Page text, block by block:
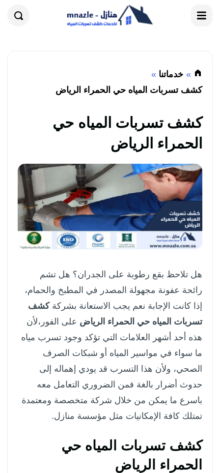
خدماتنا
كشف تسربات المياه حي الحمراء الرياض
كشف تسربات المياه حي
الحمراء الرياض
هل تلاحظ بقع رطوبة على الجدران؟ هل تشم
رائحة عفونة مجهولة المصدر في المطبخ والحمام،
إذا كانت الإجابة نعم يجب الاستعانة بشركةكشف
تسربات المياه حي الحمراء الرياض على الفور،لأن
هذه أحد أشهر العلامات التي تؤكد وجود تسرب مياه
ما سواء في مواسير المياه أو شبكات الصرف
الصحي، ولأن هذا التسرب قد يودي إهماله إلى
حدوث أضرار بالغة فمن الضروري التعامل معه
باسرع ما يمكن من خلال شركة متخصصة ومعتمدة
تمتلك كافة الإمكانيات مثل مؤسسة منازل.
كشف تسربات المياه حي
الحمراء الرياض